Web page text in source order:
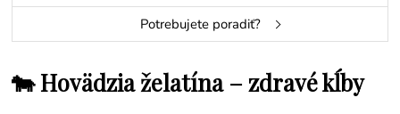
Potrebujete poradiť?
🐄 Hovädzia želatína – zdravé kĺby